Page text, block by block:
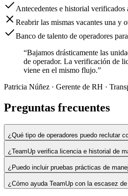
Antecedentes e historial verificados
Reabrir las mismas vacantes una y
Banco de talento de operadores
“Bajamos drásticamente las
de operador. La verificación de
viene en el mismo flujo.”
Patricia Núñez · Gerente de RH ·
Preguntas frecuentes
¿Qué tipo de operadores puedo reclutar
¿TeamUp verifica licencia e historial de
¿Puedo incluir pruebas prácticas de
¿Cómo ayuda TeamUp con la escasez